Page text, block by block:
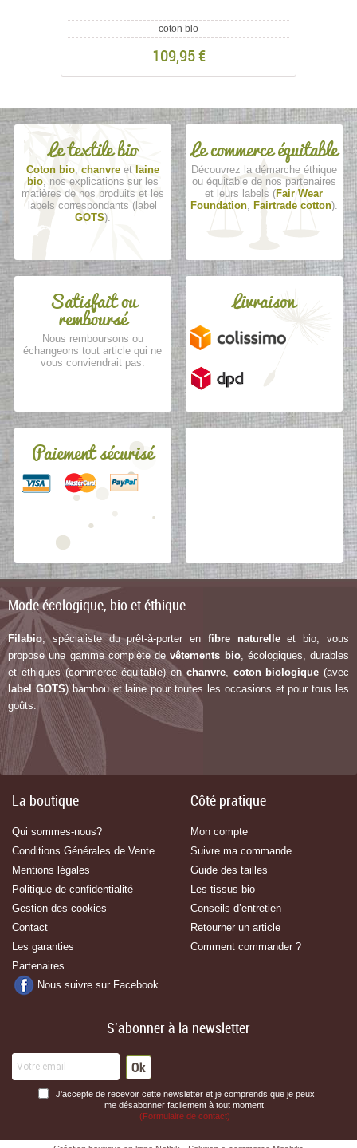
coton bio
109,95 €
Le textile bio
Coton bio, chanvreet laine
bio, nos explications sur les
matières de nos produits et les
labels correspondants (label
GOTS).
Le commerce équitable
Découvrez la démarche éthique
ou équitable de nos partenaires
et leurs labels (Fair Wear
Foundation, Fairtrade cotton).
Satisfait ou
remboursé
Nous remboursons ou
échangeons tout article qui ne
vous conviendrait pas.
Livraison
Paiement sécurisé
Mode écologique, bio et éthique
Filabio , spécialiste du prêt-à-porter en fibre naturelleet bio, vous
propose une gamme complète devêtements bio, écologiques, durables
et éthiques (commerce équitable) en chanvre, coton biologique (avec
label GOTS) bambou et laine pour toutes les occasions et pour tous les
goûts.
La boutique
Qui sommes-nous?
Conditions Générales de Vente
Mentions légales
Politique de confidentialité
Gestion des cookies
Contact
Les garanties
Partenaires
Nous suivre sur Facebook
Côté pratique
Mon compte
Suivre ma commande
Guide des tailles
Les tissus bio
Conseils d’entretien
Retourner un article
Comment commander ?
S'abonner à la newsletter
J’accepte de recevoir cette newsletter et je comprends que je peux
(Formulaire de contact)